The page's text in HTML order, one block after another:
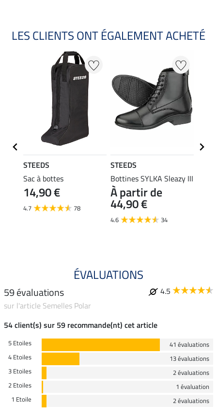
LES CLIENTS ONT ÉGALEMENT ACHETÉ
STEEDS
Sac à bottes
14,90 €
4.7 78
STEEDS
Bottines SYLKA Sleazy III
À partir de
44,90 €
4.6 34
ÉVALUATIONS
59 évaluations
4.5
sur l'article Semelles Polar
54 client(s) sur 59 recommande(nt) cet article
5 Etoiles
41 évaluations
4 Etoiles
13 évaluations
3 Etoiles
2 évaluations
2 Etoiles
1 évaluation
1 Etoile
2 évaluations